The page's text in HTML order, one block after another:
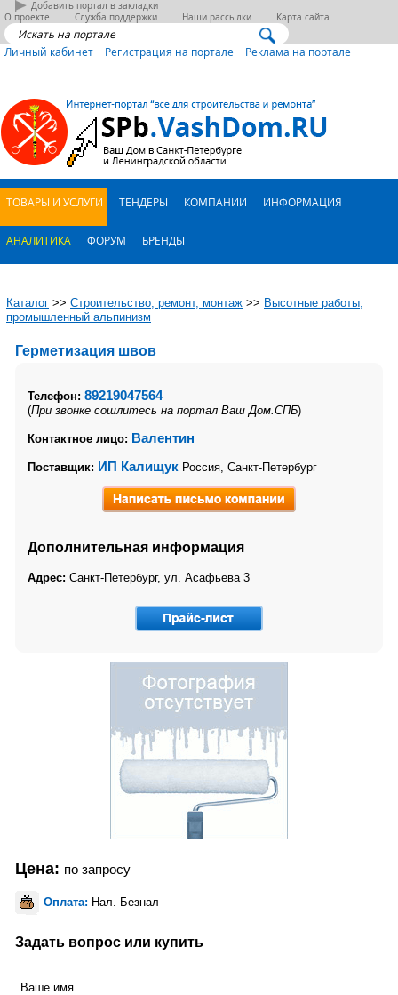
Добавить портал в закладки
О проекте
Служба поддержки Наши рассылки Карта сайта
Личный кабинет Регистрация на портале Реклама на портале
ТОВАРЫ И УСЛУГИ ТЕНДЕРЫ КОМПАНИИ ИНФОРМАЦИЯ
АНАЛИТИКА ФОРУМ БРЕНДЫ
Каталог >> Строительство, ремонт, монтаж >> Высотные работы,
промышленный альпинизм
Герметизация швов
Телефон: 89219047564
(При звонке сошлитесь на портал Ваш Дом.СПБ)
Контактное лицо: Валентин
Поставщик: ИП Калищук Россия, Санкт-Петербург
Дополнительная информация
Адрес: Санкт-Петербург, ул. Асафьева 3
Цена: по запросу
Оплата: Нал. Безнал
Задать вопрос или купить
Ваше имя